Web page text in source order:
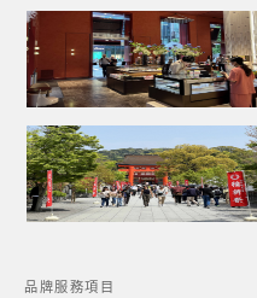
品牌服務項目